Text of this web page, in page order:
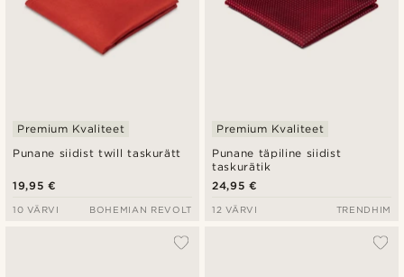
Punane siidist twill taskurätt
Premium Kvaliteet
19,95 €
10 VÄRVI BOHEMIAN REVOLT
Punane täpiline siidist
taskurätik
Premium Kvaliteet
24,95 €
12 VÄRVI TRENDHIM